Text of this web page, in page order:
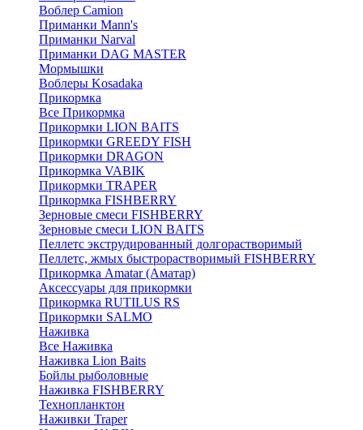
Воблер Camion
Приманки Mann's
Приманки Narval
Приманки DAG MASTER
Мормышки
Воблеры Kosadaka
Прикормка
Все Прикормка
Прикормки LION BAITS
Прикормки GREEDY FISH
Прикормки DRAGON
Прикормка VABIK
Прикормки TRAPER
Прикормка FISHBERRY
Зерновые смеси FISHBERRY
Зерновые смеси LION BAITS
Пеллетс экструдированный долгорастворимый
Пеллетс, жмых быстрорастворимый FISHBERRY
Прикормка Amatar (Аматар)
Аксессуары для прикормки
Прикормка RUTILUS RS
Прикормки SALMO
Наживка
Все Наживка
Наживка Lion Baits
Бойлы рыболовные
Наживка FISHBERRY
Технопланктон
Наживки Traper